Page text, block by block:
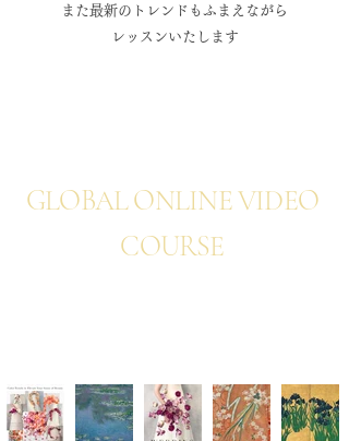
また最新のトレンドもふまえながら
​レッスンいたします
GLOBAL ONLINE VIDEO
COURSE